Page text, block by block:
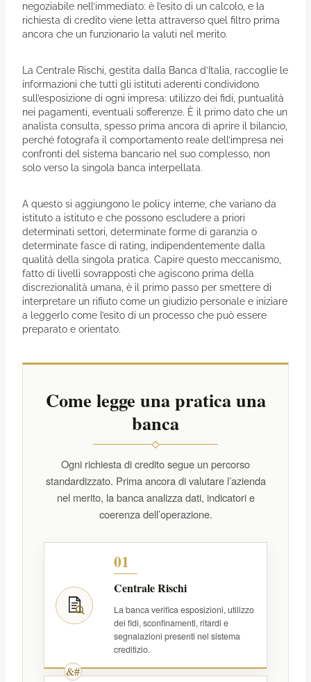
negoziabile nell’immediato: è l’esito di un calcolo, e la
richiesta di credito viene letta attraverso quel filtro prima
ancora che un funzionario la valuti nel merito.
La Centrale Rischi, gestita dalla Banca d’Italia, raccoglie le
informazioni che tutti gli istituti aderenti condividono
sull’esposizione di ogni impresa: utilizzo dei fidi, puntualità
nei pagamenti, eventuali sofferenze. È il primo dato che un
analista consulta, spesso prima ancora di aprire il bilancio,
perché fotografa il comportamento reale dell’impresa nei
confronti del sistema bancario nel suo complesso, non
solo verso la singola banca interpellata.
A questo si aggiungono le policy interne, che variano da
istituto a istituto e che possono escludere a priori
determinati settori, determinate forme di garanzia o
determinate fasce di rating, indipendentemente dalla
qualità della singola pratica. Capire questo meccanismo,
fatto di livelli sovrapposti che agiscono prima della
discrezionalità umana, è il primo passo per smettere di
interpretare un rifiuto come un giudizio personale e iniziare
a leggerlo come l’esito di un processo che può essere
preparato e orientato.
Come legge una pratica una
banca
Ogni richiesta di credito segue un percorso
standardizzato. Prima ancora di valutare l’azienda
nel merito, la banca analizza dati, indicatori e
coerenza dell’operazione.
01
Centrale Rischi
La banca verifica esposizioni, utilizzo
dei fidi, sconfinamenti, ritardi e
segnalazioni presenti nel sistema
creditizio.